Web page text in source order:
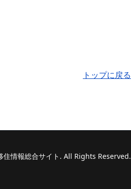
トップに戻る
情報総合サイト. All Rights Reserved.